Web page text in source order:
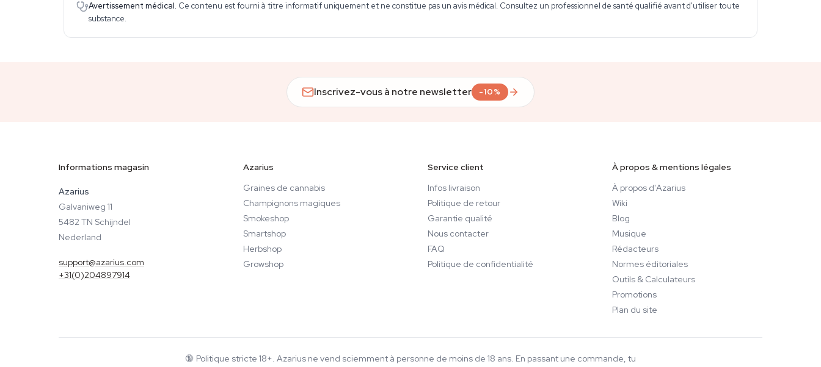
Avertissement médical. Ce contenu est fourni à titre informatif uniquement et ne constitue pas un avis médical. Consultez un professionnel de santé qualifié avant d'utiliser toute
substance.
Inscrivez-vous à notre newsletter -10%
Informations magasin
Azarius
Galvaniweg 11
5482 TN Schijndel
Nederland
support@azarius.com
+31(0)204897914
Azarius
Graines de cannabis
Champignons magiques
Smokeshop
Smartshop
Herbshop
Growshop
Service client
Infos livraison
Politique de retour
Garantie qualité
Nous contacter
FAQ
Politique de confidentialité
À propos & mentions légales
À propos d'Azarius
Wiki
Blog
Musique
Rédacteurs
Normes éditoriales
Outils & Calculateurs
Promotions
Plan du site
🔞 Politique stricte 18+. Azarius ne vend sciemment à personne de moins de 18 ans. En passant une commande, tu